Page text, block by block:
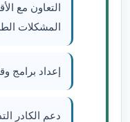
التعاون مع
المشكلات
إعداد برامج
دعم الكادر